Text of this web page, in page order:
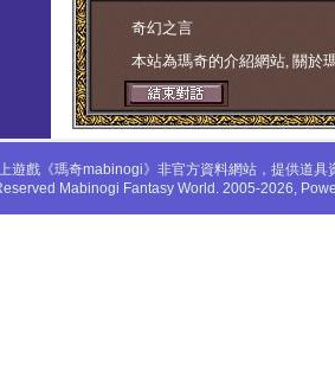
学生妹 奇幻之言
本站為瑪奇的介紹網站, 關於
遊戲《瑪奇mabinogi》非官方資料網站，提供道
Mabinogi Fantasy World. 2005-2026,